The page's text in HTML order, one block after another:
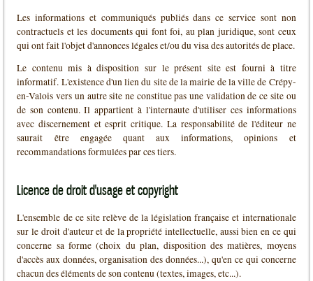
Les informations et communiqués publiés dans ce service sont non
contractuels et les documents qui font foi, au plan juridique, sont ceux
qui ont fait l'objet d'annonces légales et/ou du visa des autorités de place.
Le contenu mis à disposition sur le présent site est fourni à titre
informatif. L'existence d'un lien du site de la mairie de la ville de Crépy-
en-Valois vers un autre site ne constitue pas une validation de ce site ou
de son contenu. Il appartient à l'internaute d'utiliser ces informations
avec discernement et esprit critique. La responsabilité de l'éditeur ne
saurait être engagée quant aux informations, opinions et
recommandations formulées par ces tiers.
Licence de droit d'usage et copyright
L'ensemble de ce site relève de la législation française et internationale
sur le droit d'auteur et de la propriété intellectuelle, aussi bien en ce qui
concerne sa forme (choix du plan, disposition des matières, moyens
d'accès aux données, organisation des données...), qu'en ce qui concerne
chacun des éléments de son contenu (textes, images, etc...).